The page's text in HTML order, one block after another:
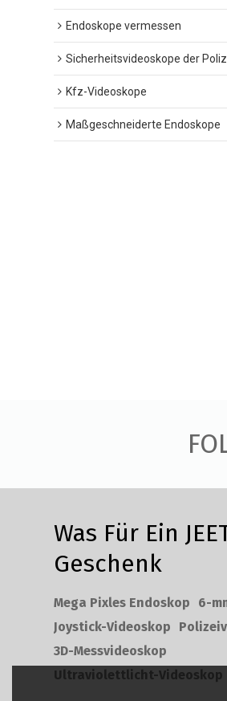
Endoskope vermessen
Sicherheitsvideoskope der
Kfz-Videoskope
Maßgeschneiderte Endoskope
Was Für Ein
Geschenk
Mega Pixles Endoskop
6-
Joystick-Videoskop
3D-Messvideoskop
Ultraviolettlicht-Videoskop